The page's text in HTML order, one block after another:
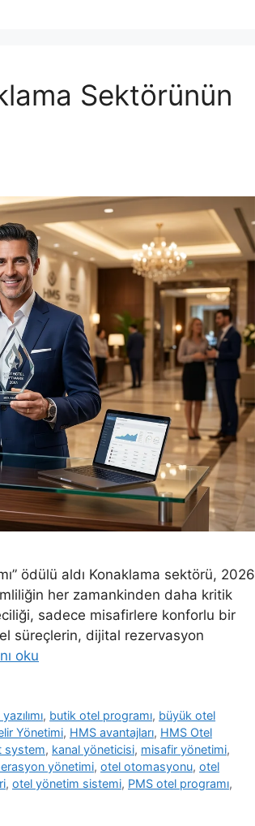
Sektörünün
ödülü aldı Konaklama sektörü, 2026
her zamankinden daha kritik
sadece misafirlere konforlu bir
süreçlerin, dijital rezervasyon
oku
, butik otel programı, büyük otel
Yönetimi, HMS avantajları, HMS Otel
system, kanal yöneticisi, misafir yönetimi,
yönetimi, otel otomasyonu, otel
, otel yönetim sistemi, PMS otel programı,